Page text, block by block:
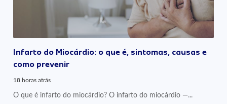
Infarto do Miocárdio: o que é, sintomas, causas e
como prevenir
18 horas atrás
O que é infarto do miocárdio? O infarto do miocárdio —...